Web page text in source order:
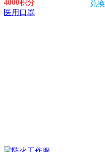
兑换
4000积分
医用口罩